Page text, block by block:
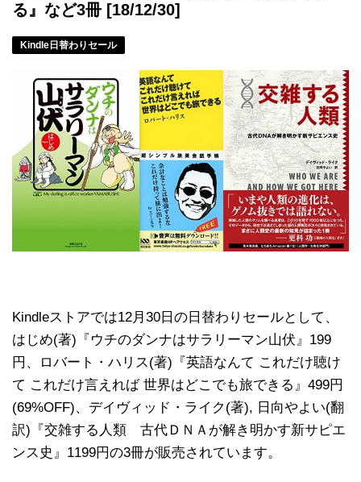
る』など3冊 [18/12/30]
Kindle日替わりセール
Kindleストアでは12月30日の日替わりセールとして、
はじめ(著)『ウチのダンナはサラリーマン山伏』199
円、ロバート・ハリス(著)『英語なんて これだけ聴け
て これだけ言えれば 世界はどこでも旅できる』499円
(69%OFF)、デイヴィッド・ライク(著), 日向やよい(翻
訳)『交雑する人類 古代ＤＮＡが解き明かす新サピエ
ンス史』1199円の3冊が販売されています。